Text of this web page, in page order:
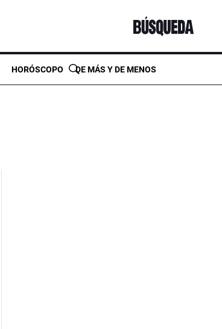
HORÓSCOPO DE MÁS Y DE MENOS